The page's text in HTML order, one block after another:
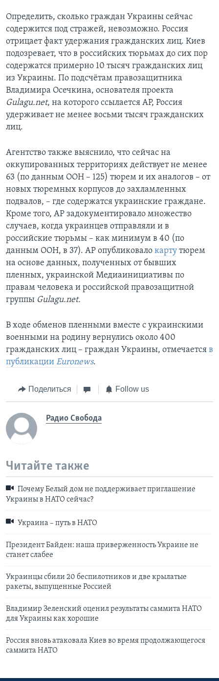
Определить, сколько граждан Украины сейчас
содержится под стражей, невозможно. Россия
отрицает факт удержания гражданских лиц. Киев
подозревает, что в российских тюрьмах до сих пор
содержатся примерно 10 тысяч гражданских лиц
из Украины. По подсчётам правозащитника
Владимира Осечкина, основателя проекта
Gulagu.net, на которого ссылается AP, Россия
удерживает не менее восьми тысяч гражданских
лиц.
Агентство также выяснило, что сейчас на
оккупированных территориях действует не менее
63 (по данным ООН – 125) тюрем и их аналогов – от
новых тюремных корпусов до захламленных
подвалов, – где содержатся украинские граждане.
Кроме того, AP задокументировало множество
случаев, когда украинцев отправляли и в
российские тюрьмы – как минимум в 40 (по
данным ООН, в 37). AP опубликовало карту тюрем
на основе данных, полученных от бывших
пленных, украинской Медиаинициативы по
правам человека и российской правозащитной
группы Gulagu.net.
В ходе обменов пленными вместе с украинскими
военными на родину вернулись около 400
гражданских лиц – граждан Украины, отмечается в
публикации Euronews.
Поделиться Follow us
Радио Свобода
Читайте также
Почему Белый дом не поддерживает приглашение
Украины в НАТО сейчас?
Украина – путь в НАТО
Президент Байден: наша приверженность Украине не
станет слабее
Украинцы сбили 20 беспилотников и две крылатые
ракеты, выпущенные Россией
Владимир Зеленский оценил результаты саммита НАТО
для Украины как хорошие
Россия вновь атаковала Киев во время продолжающегося
саммита НАТО